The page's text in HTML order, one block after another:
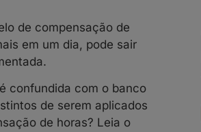
de compensação de
em um dia, pode sair
confundida com o banco
de serem aplicados
de horas? Leia o